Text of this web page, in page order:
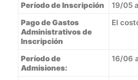
Período de Inscripción
19/05
Pago de Gastos
Administrativos de
Inscripción
El
Período de
Admisiones:
16/06